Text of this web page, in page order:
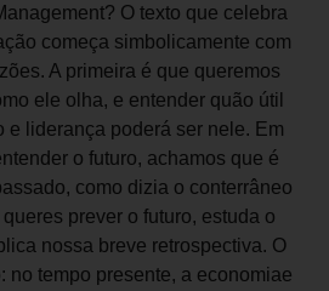
O texto que celebra
começa simbolicamente com
A primeira é que queremos
ele olha, e entender quão útil
e liderança poderá ser nele. Em
o futuro, achamos que é
como dizia o conterrâneo
prever o futuro, estuda o
nossa breve retrospectiva. O
no tempo presente, a economiae